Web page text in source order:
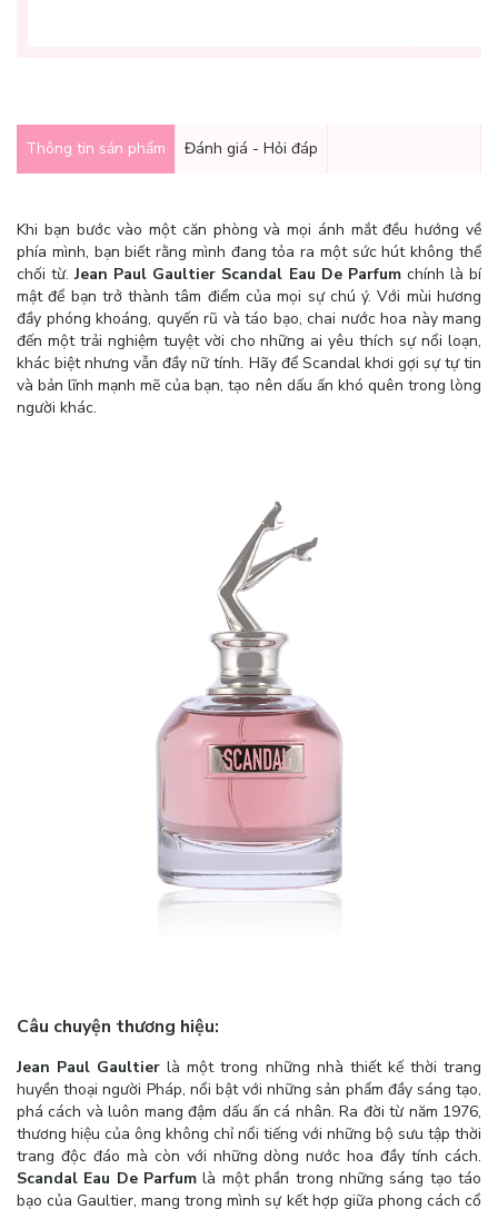
Thông tin sản phẩm Đánh giá - Hỏi đáp
Khi bạn bước vào một căn phòng và mọi ánh mắt đều hướng về
phía mình, bạn biết rằng mình đang tỏa ra một sức hút không thể
chối từ.Jean Paul Gaultier Scandal Eau De Parfumchính là bí
mật để bạn trở thành tâm điểm của mọi sự chú ý. Với mùi hương
đầy phóng khoáng, quyến rũ và táo bạo, chai nước hoa này mang
đến một trải nghiệm tuyệt vời cho những ai yêu thích sự nổi loạn,
khác biệt nhưng vẫn đầy nữ tính. Hãy để Scandal khơi gợi sự tự tin
và bản lĩnh mạnh mẽ của bạn, tạo nên dấu ấn khó quên trong lòng
người khác.
Câu chuyện thương hiệu:
Jean Paul Gaultierlà một trong những nhà thiết kế thời trang
huyền thoại người Pháp, nổi bật với những sản phẩm đầy sáng tạo,
phá cách và luôn mang đậm dấu ấn cá nhân. Ra đời từ năm 1976,
thương hiệu của ông không chỉ nổi tiếng với những bộ sưu tập thời
trang độc đáo mà còn với những dòng nước hoa đầy tính cách.
Scandal Eau De Parfum là một phần trong những sáng tạo táo
bạo của Gaultier, mang trong mình sự kết hợp giữa phong cách cổ